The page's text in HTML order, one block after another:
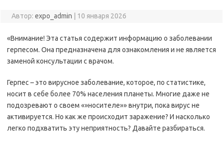
Автор: expo_admin 10 января 2026
«Внимание! Эта статья содержит информацию о заболевании
герпесом. Она предназначена для ознакомления и не является
заменой консультации с врачом.
Герпес – это вирусное заболевание, которое, по статистике,
носит в себе более 70% населения планеты. Многие даже не
подозревают о своем «»носителе»» внутри, пока вирус не
активируется. Но как же происходит заражение? И насколько
легко подхватить эту неприятность? Давайте разбираться.